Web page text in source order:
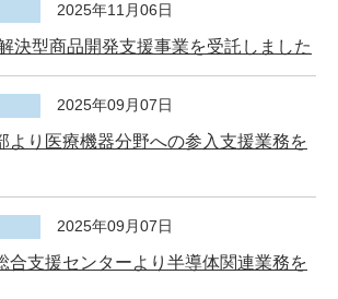
2025年11月06日
決型商品開発支援事業を受託しました
2025年09月07日
より医療機器分野への参入支援業務を
2025年09月07日
合支援センターより半導体関連業務を